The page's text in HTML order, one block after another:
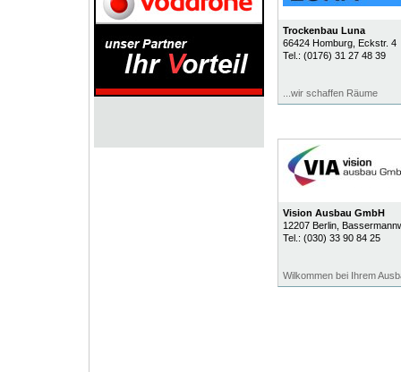
Trockenbau Luna
66424 Homburg, Eckstr. 4
Tel.: (0176) 31 27 48 39
...wir schaffen Räume
Vision Ausbau GmbH
12207 Berlin,
Tel.: (030) 33 90 84 25
Wilkommen bei Ihrem